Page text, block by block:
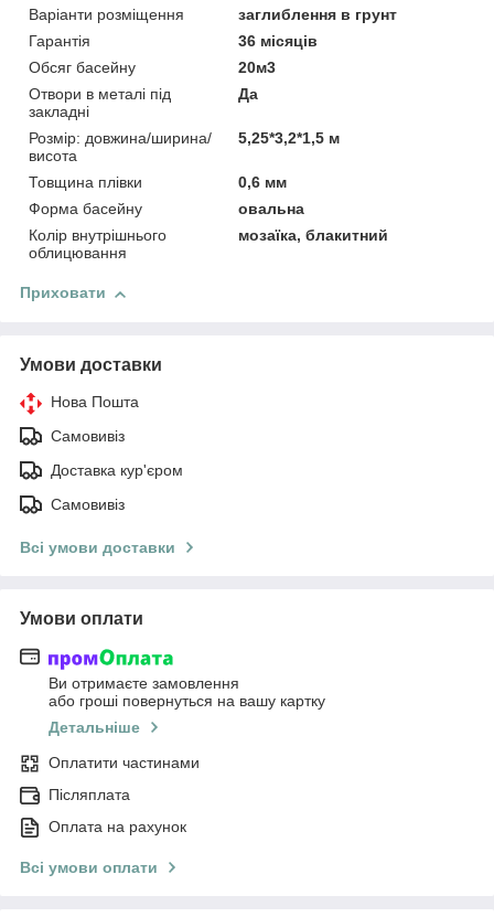
Варіанти розміщення
заглиблення в грунт
Гарантія
36 місяців
Обсяг басейну
20м3
Отвори в металі під
закладні
Да
Розмір: довжина/ширина/
висота
5,25*3,2*1,5 м
Товщина плівки
0,6 мм
Форма басейну
овальна
Колір внутрішнього
облицювання
мозаїка, блакитний
Приховати
Умови доставки
Нова Пошта
Самовивіз
Доставка кур'єром
Самовивіз
Всі умови доставки
Умови оплати
Ви отримаєте замовлення
або гроші повернуться на вашу картку
Детальніше
Оплатити частинами
Післяплата
Оплата на рахунок
Всі умови оплати